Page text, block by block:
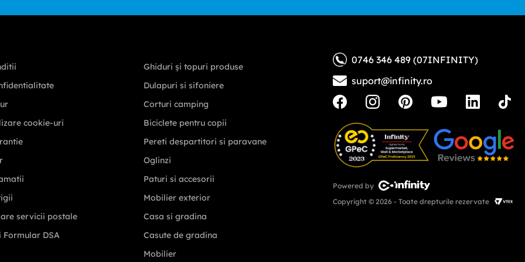
cookie-uri
servicii postale
Formular DSA
Ghiduri și topuri produse
Dulapuri si sifoniere
Corturi camping
Biciclete pentru copii
Pereti despartitori si paravane
Oglinzi
Paturi si accesorii
Mobilier exterior
Casa si gradina
Casute de gradina
Mobilier
0746 346 489 (07INFINITY)
suport@infinity.ro
Powered by
Copyright © 2026 - Toate drepturile rezervate